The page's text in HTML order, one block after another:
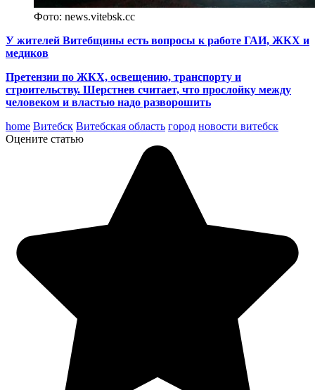
Фото: news.vitebsk.сс
У жителей Витебщины есть вопросы к работе ГАИ, ЖКХ и
медиков
Претензии по ЖКХ, освещению, транспорту и
строительству. Шерстнев считает, что прослойку между
человеком и властью надо разворошить
home Витебск Витебская область город новости витебск
Оцените статью